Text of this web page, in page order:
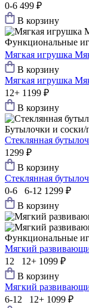
0-6 499 ₽
В корзину
Функциональные
Мягкая игрушка
В корзину
Мягкая игрушка
12+ 1199 ₽
В корзину
Бутылочки и
Стеклянная
1299 ₽
В корзину
Стеклянная
0-6 6-12 1299 ₽
В корзину
Функциональные
Мягкий
12 12+ 1099 ₽
В корзину
Мягкий
6-12 12+ 1099 ₽